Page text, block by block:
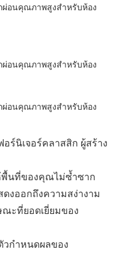
ร์นิเจอร์คลาสสิก ผู้สร้าง
พื้นที่ของคุณไม่ซ้ำซาก
งออกถึงความสง่างาม
ะที่ยอดเยี่ยมของ
วกำหนดผลของ